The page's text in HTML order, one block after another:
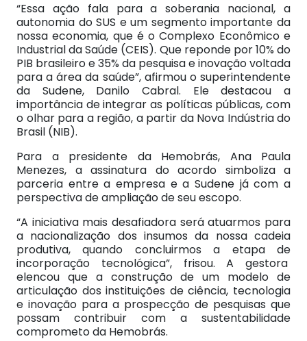
“Essa ação fala para a soberania nacional, a
autonomia do SUS e um segmento importante da
nossa economia, que é o Complexo Econômico e
Industrial da Saúde (CEIS). Que reponde por 10% do
PIB brasileiro e 35% da pesquisa e inovação voltada
para a área da saúde”, afirmou o superintendente
da Sudene, Danilo Cabral. Ele destacou a
importância de integrar as políticas públicas, com
o olhar para a região, a partir da Nova Indústria do
Brasil (NIB).
Para a presidente da Hemobrás, Ana Paula
Menezes, a assinatura do acordo simboliza a
parceria entre a empresa e a Sudene já com a
perspectiva de ampliação de seu escopo.
“A iniciativa mais desafiadora será atuarmos para
a nacionalização dos insumos da nossa cadeia
produtiva, quando concluirmos a etapa de
incorporação tecnológica”, frisou. A gestora
elencou que a construção de um modelo de
articulação dos instituições de ciência, tecnologia
e inovação para a prospecção de pesquisas que
possam contribuir com a sustentabilidade
comprometo da Hemobrás.